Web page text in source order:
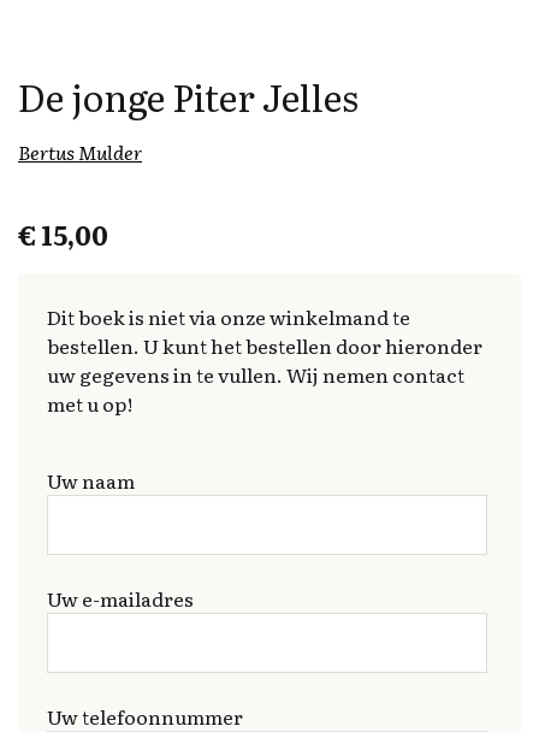
De jonge Piter Jelles
Bertus Mulder
€15,00
Dit boek is niet via onze winkelmand te
bestellen. U kunt het bestellen door hieronder
uw gegevens in te vullen. Wij nemen contact
met u op!
Uw naam
Uw e-mailadres
Uw telefoonnummer